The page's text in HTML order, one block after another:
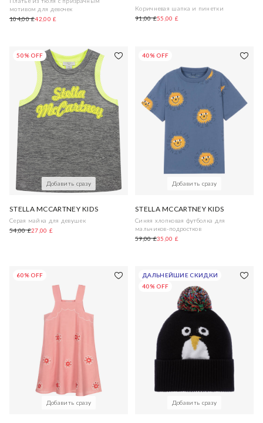
мотивом для девочек
104,00 £42,00 £
Коричневая шапка и пинетки
91,00 £55,00 £
50% OFF
Добавить сразу
STELLA MCCARTNEY KIDS
Серая майка для девушек
54,00 £27,00 £
40% OFF
Добавить сразу
STELLA MCCARTNEY KIDS
Синяя хлопковая футболка для
мальчиков-подростков
59,00 £35,00 £
60% OFF
Добавить сразу
ДАЛЬНЕЙШИЕ СКИДКИ
40% OFF
Добавить сразу